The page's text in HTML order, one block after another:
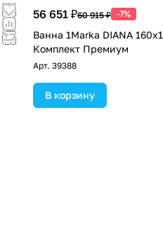
56 651 ₽60 915 ₽ -7%
Ванна 1Marka DIANA
Комплект Премиум
Арт. 39388
В корзину